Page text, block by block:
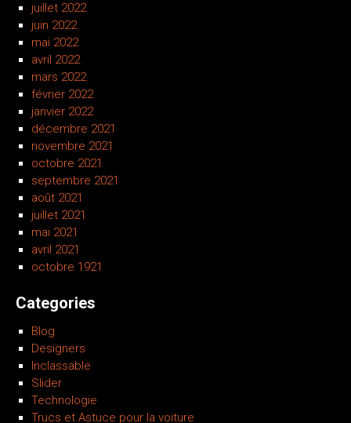
juillet 2022
juin 2022
mai 2022
avril 2022
mars 2022
février 2022
janvier 2022
décembre 2021
novembre 2021
octobre 2021
septembre 2021
août 2021
juillet 2021
mai 2021
avril 2021
octobre 1921
Categories
Blog
Designers
Inclassable
Slider
Technologie
Trucs et Astuce pour la voiture